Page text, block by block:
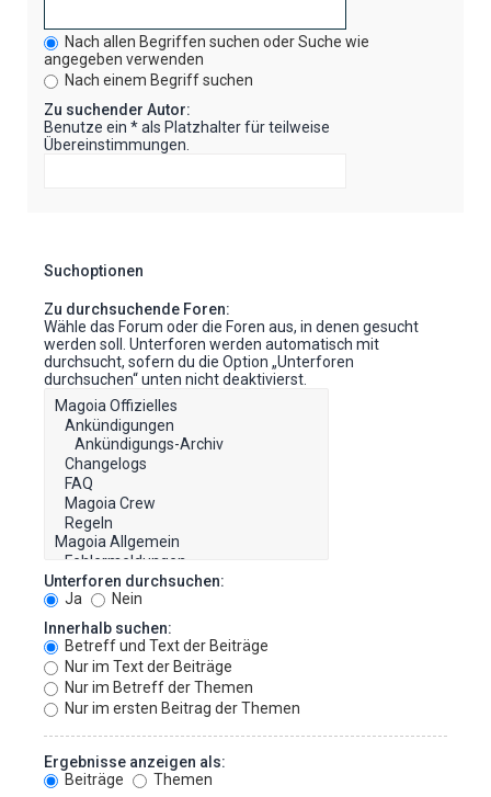
Nach allen Begriffen suchen oder Suche wie
angegeben verwenden
Nach einem Begriff suchen
Zu suchender Autor:
Benutze ein * als Platzhalter für teilweise
Übereinstimmungen.
Suchoptionen
Zu durchsuchende Foren:
Wähle das Forum oder die Foren aus, in denen gesucht
werden soll. Unterforen werden automatisch mit
durchsucht, sofern du die Option „Unterforen
durchsuchen“ unten nicht deaktivierst.
Unterforen durchsuchen:
Ja
Nein
Innerhalb suchen:
Betreff und Text der Beiträge
Nur im Text der Beiträge
Nur im Betreff der Themen
Nur im ersten Beitrag der Themen
Ergebnisse anzeigen als:
Beiträge
Themen